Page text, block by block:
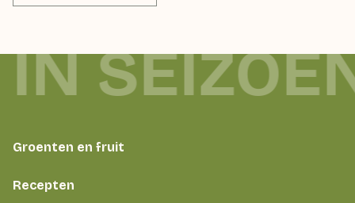
Groenten en fruit
Recepten